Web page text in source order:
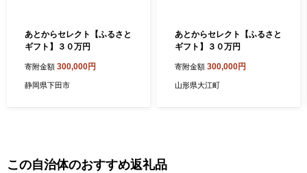
あとからセレクト【ふるさと
ギフト】３０万円
寄附金額 300,000円
静岡県下田市
あとからセレクト【ふるさと
ギフト】３０万円
寄附金額 300,000円
山形県大江町
この自治体のおすすめ返礼品